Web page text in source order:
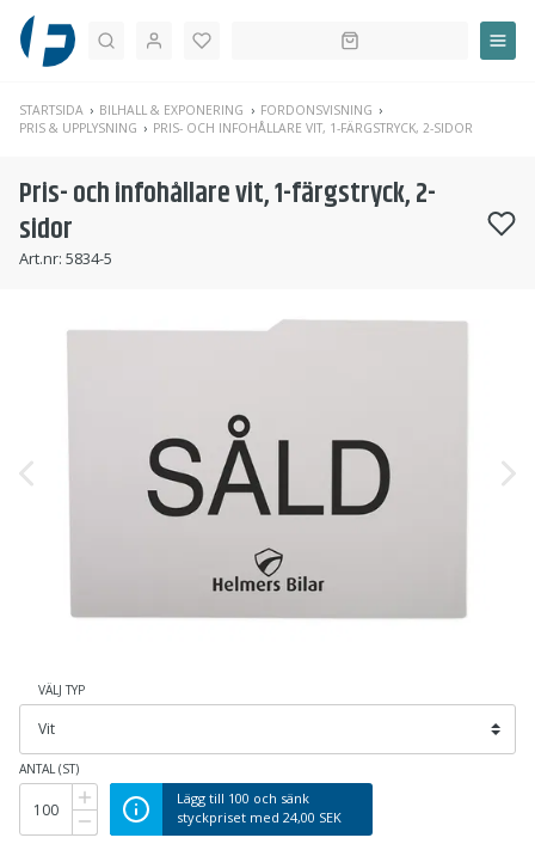
Sök
STARTSIDA BILHALL & EXPONERING
FORDONSVISNING
PRIS & UPPLYSNING
PRIS- OCH INFOHÅLLARE VIT, 1-FÄRGSTRYCK, 2-SIDOR
Pris- och infohållare vit, 1-färgstryck, 2-
sidor
Art.nr: 5834-5
VÄLJ TYP
ANTAL (ST)
Lägg till 100 och sänk
styckpriset med 24,00 SEK